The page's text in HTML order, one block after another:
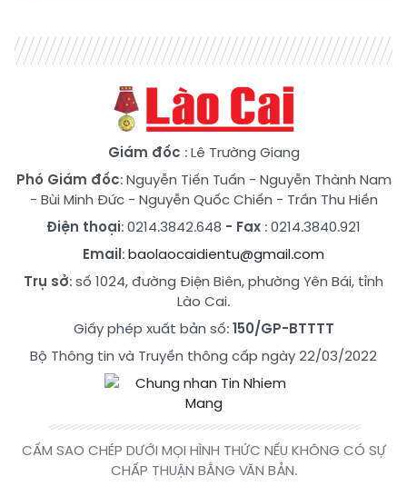
Giám đốc : Lê Trường Giang
Phó Giám đốc:Nguyễn Tiến Tuấn - Nguyễn Thành Nam
- Bùi Minh Đức- Nguyễn Quốc Chiến - Trần Thu Hiền
Điện thoại: 0214.3842.648 - Fax : 0214.3840.921
Email:baolaocaidientu@gmail.com
Trụ sở: số 1024, đường Điện Biên, phường Yên Bái, tỉnh
Lào Cai.
Giấy phép xuất bản số:150/GP-BTTTT
Bộ Thông tin và Truyền thông cấp ngày 22/03/2022
CẤM SAO CHÉP DƯỚI MỌI HÌNH THỨC NẾU KHÔNG CÓ SỰ
CHẤP THUẬN BẰNG VĂN BẢN.